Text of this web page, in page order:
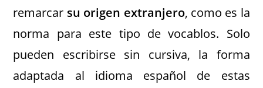
remarcar su origen extranjero, como es la
norma para este tipo de vocablos. Solo
pueden escribirse sin cursiva, la forma
adaptada al idioma español de estas